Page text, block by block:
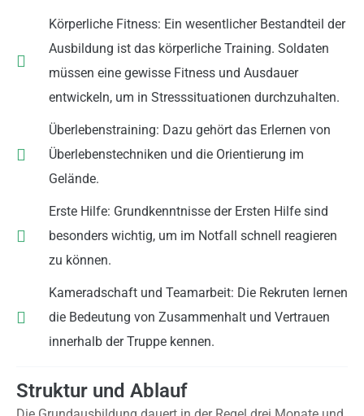
Körperliche Fitness: Ein wesentlicher Bestandteil der
Ausbildung ist das körperliche Training. Soldaten
müssen eine gewisse Fitness und Ausdauer
entwickeln, um in Stresssituationen durchzuhalten.
Überlebenstraining: Dazu gehört das Erlernen von
Überlebenstechniken und die Orientierung im
Gelände.
Erste Hilfe: Grundkenntnisse der Ersten Hilfe sind
besonders wichtig, um im Notfall schnell reagieren
zu können.
Kameradschaft und Teamarbeit: Die Rekruten lernen
die Bedeutung von Zusammenhalt und Vertrauen
innerhalb der Truppe kennen.
Struktur und Ablauf